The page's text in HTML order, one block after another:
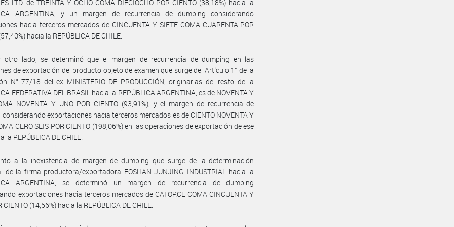
LTD. de TREINTA Y OCHO COMA DIECIOCHO POR CIENTO (38,18%) hacia la
ARGENTINA, y un margen de recurrencia de dumping considerando
hacia terceros mercados de CINCUENTA Y SIETE COMA CUARENTA POR
hacia la REPÚBLICA DE CHILE.
otro lado, se determinó que el margen de recurrencia de dumping en las
de exportación del producto objeto de examen que surge del Artículo 1° de la
N° 77/18 del ex MINISTERIO DE PRODUCCIÓN, originarias del resto de la
FEDERATIVA DEL BRASIL hacia la REPÚBLICA ARGENTINA, es de NOVENTA Y
NOVENTA Y UNO POR CIENTO (93,91%), y el margen de recurrencia de
exportaciones hacia terceros mercados es de CIENTO NOVENTA Y
CERO SEIS POR CIENTO (198,06%) en las operaciones de exportación de ese
la REPÚBLICA DE CHILE.
a la inexistencia de margen de dumping que surge de la determinación
de la firma productora/exportadora FOSHAN JUNJING INDUSTRIAL hacia la
ARGENTINA, se determinó un margen de recurrencia de dumping
exportaciones hacia terceros mercados de CATORCE COMA CINCUENTA Y
CIENTO (14,56%) hacia la REPÚBLICA DE CHILE.